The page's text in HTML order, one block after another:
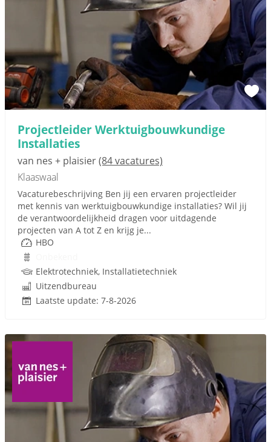
Projectleider Werktuigbouwkundige
Installaties
van nes + plaisier(84 vacatures)
Klaaswaal
Vacaturebeschrijving Ben jij een ervaren projectleider
met kennis van werktuigbouwkundige installaties? Wil jij
de verantwoordelijkheid dragen voor uitdagende
projecten van A tot Z en krijg je...
HBO
Elektrotechniek, Installatietechniek
Uitzendbureau
Laatste update: 7-8-2026